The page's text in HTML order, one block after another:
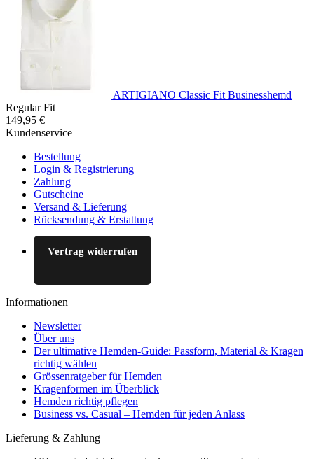
ARTIGIANO Classic Fit Businesshemd
Regular Fit
149,95 €
Kundenservice
Bestellung
Login & Registrierung
Zahlung
Gutscheine
Versand & Lieferung
Rücksendung & Erstattung
Vertrag widerrufen
Informationen
Newsletter
Über uns
Der ultimative Hemden-Guide: Passform, Material & Kragen
richtig wählen
Grössenratgeber für Hemden
Kragenformen im Überblick
Hemden richtig pflegen
Business vs. Casual – Hemden für jeden Anlass
Lieferung & Zahlung